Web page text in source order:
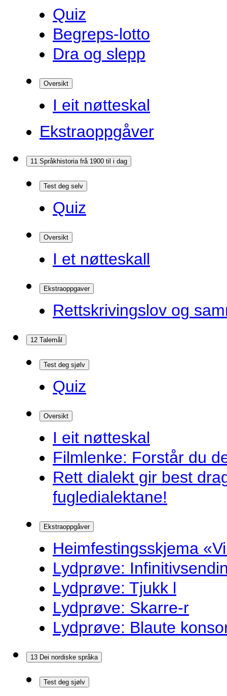
Quiz
Begreps-lotto
Dra og slepp
Oversikt
I eit nøtteskal
Ekstraoppgåver
11 Språkhistoria frå 1900 til i dag
Test deg selv
Quiz
Oversikt
I et nøtteskall
Ekstraoppgaver
Rettskrivingslov og
12 Talemål
Test deg sjølv
Quiz
Oversikt
I eit nøtteskal
Filmlenke: Forstår du
Rett dialekt gir best
fugledialektane!
Ekstraoppgåver
Heimfestingsskjema
Lydprøve:
Lydprøve: Tjukk l
Lydprøve: Skarre-r
Lydprøve: Blaute
13 Dei nordiske språka
Test deg sjølv